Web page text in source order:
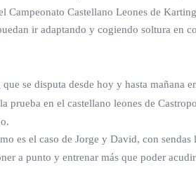
Castellano Leones de
ir adaptando y cogiendo soltura en
se disputa desde hoy y hasta mañana
prueba en el castellano leones de
es el caso de Jorge y David, con
a punto y entrenar más que poder